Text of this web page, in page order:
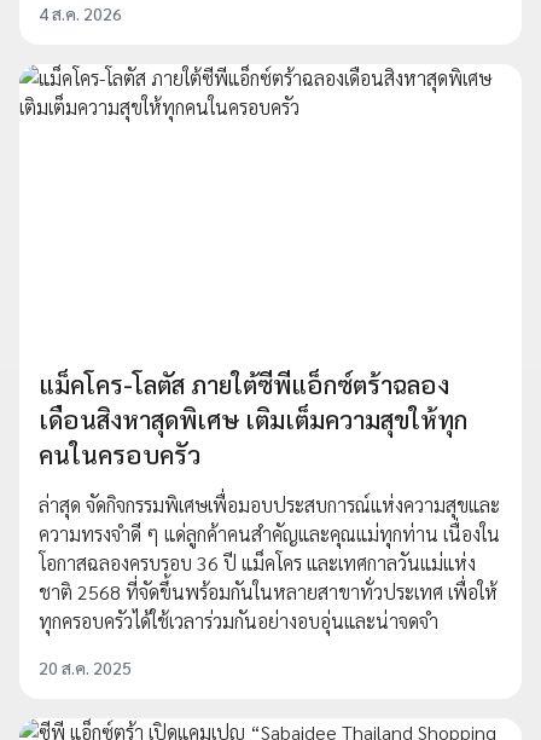
4 ส.ค. 2026
แม็คโคร-โลตัส ภายใต้ซีพีแอ็กซ์ตร้าฉลอง
เดือนสิงหาสุดพิเศษ เติมเต็มความสุขให้ทุก
คนในครอบครัว
ล่าสุด จัดกิจกรรมพิเศษเพื่อมอบประสบการณ์แห่งความสุขและ
ความทรงจำดี ๆ แด่ลูกค้าคนสำคัญและคุณแม่ทุกท่าน เนื่องใน
โอกาสฉลองครบรอบ 36 ปี แม็คโคร และเทศกาลวันแม่แห่ง
ชาติ 2568 ที่จัดขึ้นพร้อมกันในหลายสาขาทั่วประเทศ เพื่อให้
ทุกครอบครัวได้ใช้เวลาร่วมกันอย่างอบอุ่นและน่าจดจำ
20 ส.ค. 2025